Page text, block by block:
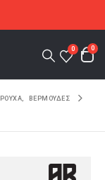
0 0
ΡΟΥΧΑ
ΒΕΡΜΟΥΔΕΣ